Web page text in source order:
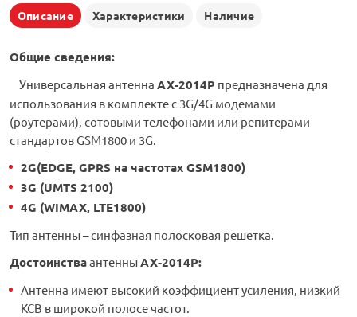
Описание Характеристики Наличие
Общие сведения:
Универсальная антенна AX-2014P предназначена для
использования в комплекте c 3G/4G модемами
(роутерами), сотовыми телефонами или репитерами
стандартов GSM1800 и 3G.
2G(EDGE, GPRS на частотах GSM1800)
3G (UMTS 2100)
4G (WIMAX, LTE1800)
Тип антенны – синфазная полосковая решетка.
ДостоинстваантенныAX-2014P:
Антенна имеют высокий коэффициент усиления, низкий
КСВ в широкой полосе частот.